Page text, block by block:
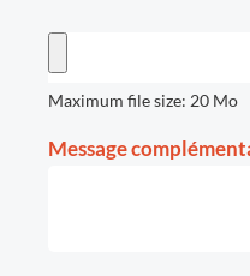
Maximum file size: 20 Mo
Message